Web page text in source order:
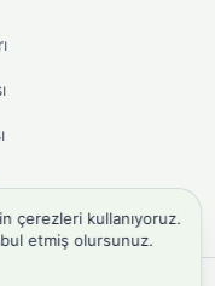
çerezleri kullanıyoruz.
etmiş olursunuz.